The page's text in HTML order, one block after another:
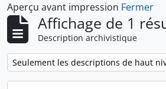
Aperçu avant impression Fermer
Affichage de 1
Description archivistique
Remove filter:
Seulement les descriptions de haut